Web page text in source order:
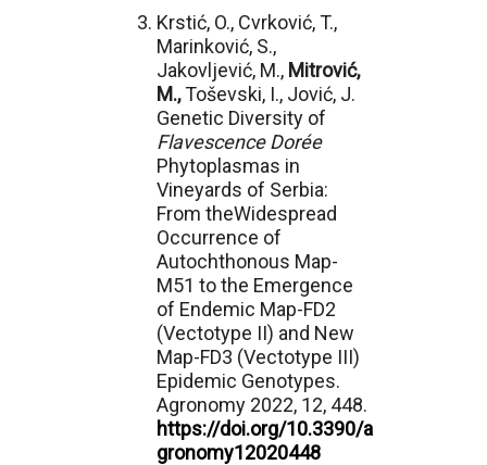
Krstić, O., Cvrković, T.,
Marinković, S.,
Jakovljević, M., Mitrović,
M.,Toševski, I., Jović, J.
Genetic Diversity of
Flavescence Dorée
Phytoplasmas in
Vineyards of Serbia:
From theWidespread
Occurrence of
Autochthonous Map-
M51 to the Emergence
of Endemic Map-FD2
(Vectotype II) and New
Map-FD3 (Vectotype III)
Epidemic Genotypes.
Agronomy 2022, 12, 448.
https://doi.org/10.3390/a
gronomy12020448